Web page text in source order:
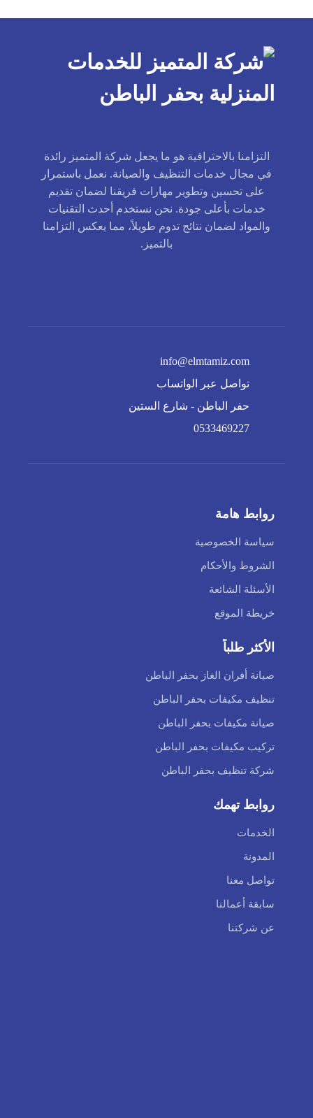
التزامنا بالاحترافية هو ما يجعل شركة المتميز رائدة
في مجال خدمات التنظيف والصيانة. نعمل باستمرار
على تحسين وتطوير مهارات فريقنا لضمان تقديم
خدمات بأعلى جودة. نحن نستخدم أحدث التقنيات
والمواد لضمان نتائج تدوم طويلاً، مما يعكس التزامنا
بالتميز.
info@elmtamiz.com
تواصل عبر الواتساب
حفر الباطن - شارع الستين
0533469227
روابط هامة
سياسة الخصوصية
الشروط والأحكام
الأسئلة الشائعة
خريطة الموقع
الأكثر طلباً
صيانة أفران الغاز بحفر الباطن
تنظيف مكيفات بحفر الباطن
صيانة مكيفات بحفر الباطن
تركيب مكيفات بحفر الباطن
شركة تنظيف بحفر الباطن
روابط تهمك
الخدمات
المدونة
تواصل معنا
سابقة أعمالنا
عن شركتنا